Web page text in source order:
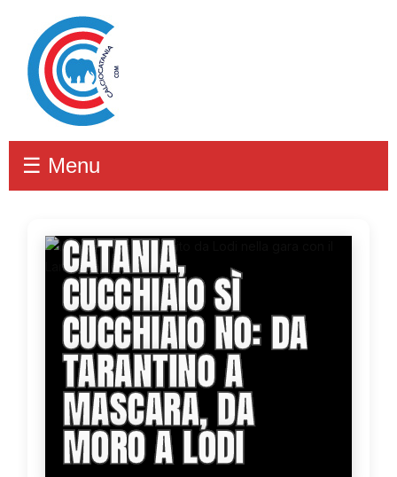
☰ Menu
CATANIA,
CUCCHIAIO SÌ
CUCCHIAIO NO: DA
TARANTINO A
MASCARA, DA
MORO A LODI